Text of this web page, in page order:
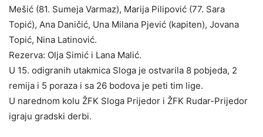
Mešić (81. Sumeja Varmaz), Marija Pilipović (77. Sara
Topić), Ana Daničić, Una Milana Pjević (kapiten), Jovana
Topić, Nina Latinović.
Rezerva: Olja Simić i Lana Malić.
U 15. odigranih utakmica Sloga je ostvarila 8 pobjeda, 2
remija i 5 poraza i sa 26 bodova je peti tim lige.
U narednom kolu ŽFK Sloga Prijedor i ŽFK Rudar-Prijedor
igraju gradski derbi.